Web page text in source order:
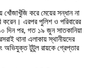
খোঁজাখুঁজি করে মেয়ের সন্ধান না
করেন। এরপর পুলিশ ও পরিবারের
দিন পর, গত ১৯ জুন সাতকানিয়া
থানা এলাকায় স্থানীয়দের
অভিযুক্ত টুটুল রায়কে গ্রেপ্তার